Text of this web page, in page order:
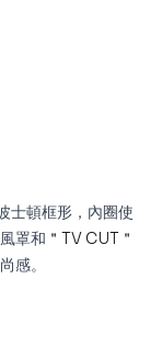
士頓框形，內圈使
罩和 ＂TV CUT＂
感。